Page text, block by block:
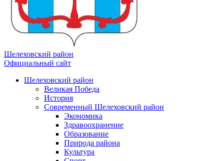
Шелеховский район
Официальный сайт
Шелеховский район
Великая Победа
История
Современный Шелеховский район
Экономика
Здравоохранение
Образование
Природа района
Культура